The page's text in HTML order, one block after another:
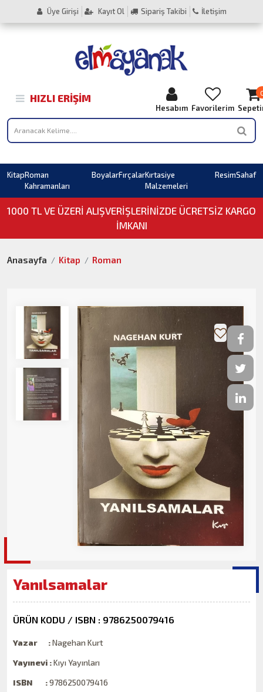
Üye Girişi Kayıt Ol Sipariş Takibi İletişim
HIZLI ERIŞIM
Hesabım Favorilerim
KitapRoman
Kahramanları
BoyalarFırçalarKırtasiye
Malzemeleri
ResimSahaf
1000 TL VE ÜZERI ALIŞVERIŞLERINIZDE ÜCRETSİZ KARGO
İMKANI
Anasayfa Kitap Roman
Yanılsamalar
ÜRÜN KODU / ISBN : 9786250079416
Yazar :Nagehan Kurt
Yayınevi :Kıyı Yayınları
ISBN :9786250079416